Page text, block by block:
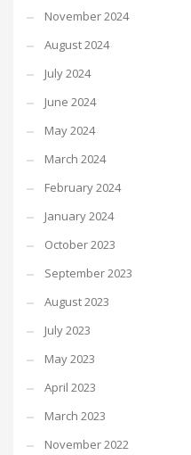
November 2024
August 2024
July 2024
June 2024
May 2024
March 2024
February 2024
January 2024
October 2023
September 2023
August 2023
July 2023
May 2023
April 2023
March 2023
November 2022